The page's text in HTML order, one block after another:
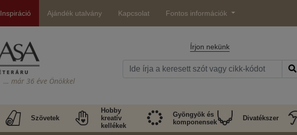
Inspiráció Ajándék utalvány Kapcsolat Fontos információk
… már 36 éve Önökkel
Írjon nekünk
Szövetek
Hobby
kreatív
kellékek
Gyöngyök és
komponensek
Divatékszer